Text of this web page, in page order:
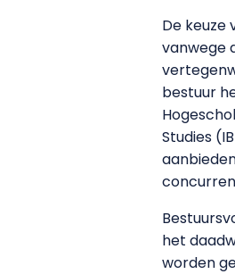
De keuze
vanwege
bestuur
Studies
het
worden